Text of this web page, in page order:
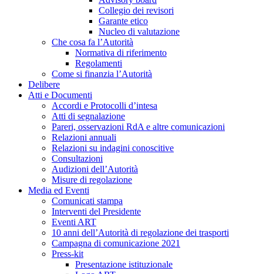
Collegio dei revisori
Garante etico
Nucleo di valutazione
Che cosa fa l’Autorità
Normativa di riferimento
Regolamenti
Come si finanzia l’Autorità
Delibere
Atti e Documenti
Accordi e Protocolli d’intesa
Atti di segnalazione
Pareri, osservazioni RdA e altre comunicazioni
Relazioni annuali
Relazioni su indagini conoscitive
Consultazioni
Audizioni dell’Autorità
Misure di regolazione
Media ed Eventi
Comunicati stampa
Interventi del Presidente
Eventi ART
10 anni dell’Autorità di regolazione dei trasporti
Campagna di comunicazione 2021
Press-kit
Presentazione istituzionale